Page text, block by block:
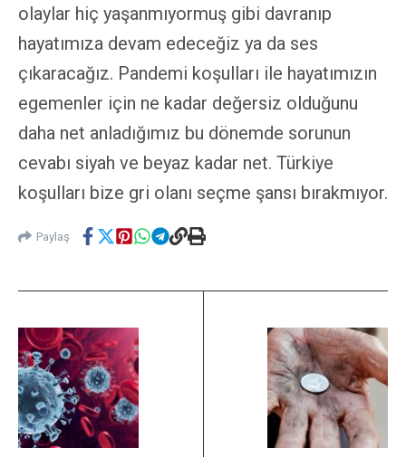
olaylar hiç yaşanmıyormuş gibi davranıp
hayatımıza devam edeceğiz ya da ses
çıkaracağız. Pandemi koşulları ile hayatımızın
egemenler için ne kadar değersiz olduğunu
daha net anladığımız bu dönemde sorunun
cevabı siyah ve beyaz kadar net. Türkiye
koşulları bize gri olanı seçme şansı bırakmıyor.
Paylaş